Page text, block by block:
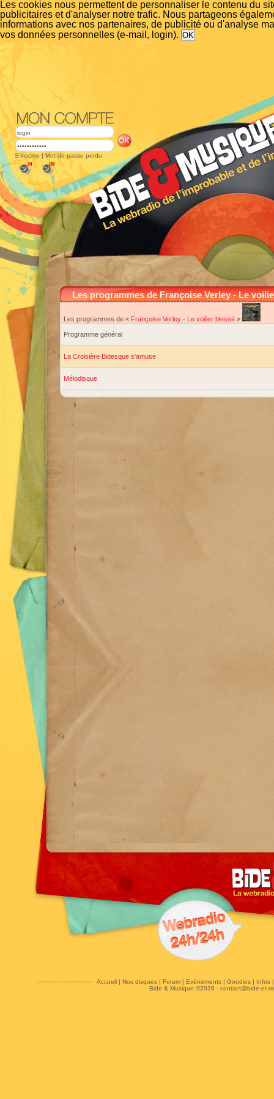
Les cookies nous permettent de personnaliser le contenu du
publicitaires et d'analyser notre trafic. Nous partageons
informations avec nos partenaires, de publicité ou d'analyse
vos données personnelles (e-mail, login).
S'inscrire | Mot de passe perdu
Les programmes de Françoise Verley - Le
Les programmes de « Françoise Verley - Le voilier blessé »
Programme général
La Croisière Bidesque s'amuse
Mélodisque
Accueil| Nos disques| Forum| Evénements| Goodies| Infos
Bide & Musique ©2026 - contact@bide-et-